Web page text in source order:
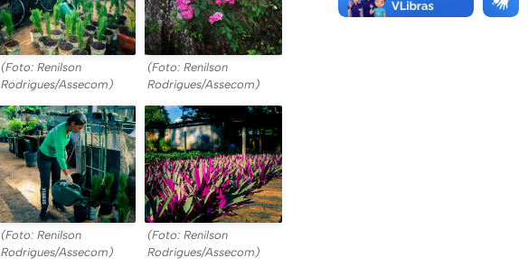
(Foto: Renilson
Rodrigues/Assecom)
(Foto: Renilson
Rodrigues/Assecom)
(Foto: Renilson
Rodrigues/Assecom)
(Foto: Renilson
Rodrigues/Assecom)